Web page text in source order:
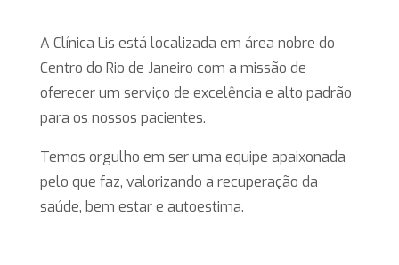
A Clínica Lis está localizada em área nobre do
Centro do Rio de Janeiro com a missão de
oferecer um serviço de excelência e alto padrão
para os nossos pacientes.
Temos orgulho em ser uma equipe apaixonada
pelo que faz, valorizando a recuperação da
saúde, bem estar e autoestima.